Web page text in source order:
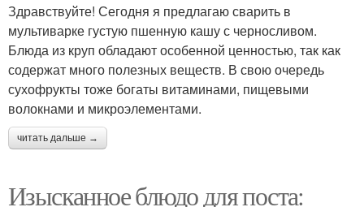
Здравствуйте! Сегодня я предлагаю сварить в
мультиварке густую пшенную кашу с черносливом.
Блюда из круп обладают особенной ценностью, так как
содержат много полезных веществ. В свою очередь
сухофрукты тоже богаты витаминами, пищевыми
волокнами и микроэлементами.
читать дальше →
Изысканное блюдо для поста: